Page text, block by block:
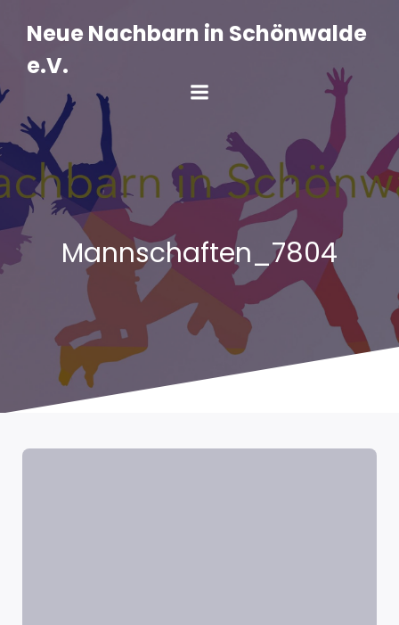
Inhalt
springenNeue Nachbarn in Schönwalde
e.V.
Mannschaften_7804